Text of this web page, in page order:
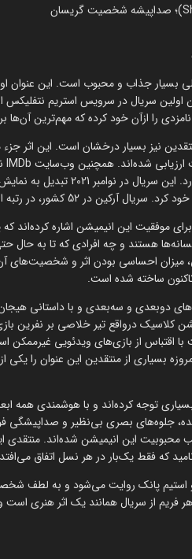
بسیار جذاب و محبوب است. این عنوان
اولین سریال در سرویس استریم
که نشان از استقبال گرم و
بهترین سریال‌های نتفلیکس قرار گرفته است.
موفقیت این انیمیشن اشاره کرده‌اند
هستند و چه افرادی که تا به حال
ساخته شده است.
دوبعدی و سه‌بعدی و با داستانی
کلاسیک درواقع تیر خلاصی بر نفرین
اقتباس از بازی‌های ویدئویی غیرممکن
بسیاری از منتقدین این عنوان را
توجه کرده‌اند و با هوشمندی همه
جلوه‌های بصری بی‌نظیر و صداپیشگی
این انیمیشن شده‌اند. منتقدی
که فقط یک‌بار در هر نسل اتفاق
استیم پانک روایت می‌شود و به لطف
فریم از سریال همانند یک اثر هنری